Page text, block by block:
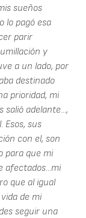
sueños
lo pagó esa
parir
y
a un lado, por
destinado
prioridad, mi
salió adelante...,
Esos, sus
con el, son
para que mi
afectados...mi
que al igual
de mi
seguir una